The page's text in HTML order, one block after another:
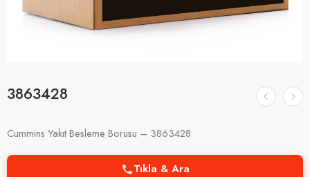
3863428
Cummins Yakıt Besleme Borusu – 3863428
Tıkla & Ara